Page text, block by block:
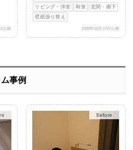
公開
リビング・洋室
和室
玄関・廊下
壁紙張り替え
2020年02月17日公開
事例
After